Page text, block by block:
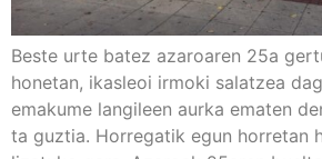
Bes­te urte batez aza­roa­ren 25a
hone­tan, ikas­leoi irmo­ki salatzea
ema­ku­me lan­gi­leen aur­ka ema­ten
ta guz­tia. Horre­ga­tik egun horre­tan